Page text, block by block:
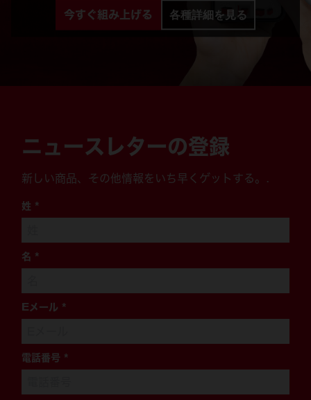
今すぐ組み上げる 各種詳細を見る
ニュースレターの登録
新しい商品、その他情報をいち早くゲットする。.
姓 *
名 *
Eメール *
電話番号 *